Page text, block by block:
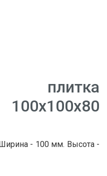
плитка
- 100 мм. Высота -